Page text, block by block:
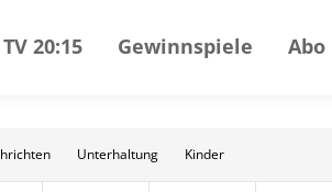
TV 20:15 Gewinnspiele Abo
Unterhaltung Kinder